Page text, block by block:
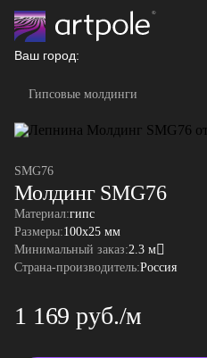
Ваш город:
Гипсовые молдинги
SMG76
Молдинг SMG76
Материал:гипс
Размеры:100x25 мм
Минимальный заказ:2.3 м
Страна-производитель:Россия
1 169 руб./м